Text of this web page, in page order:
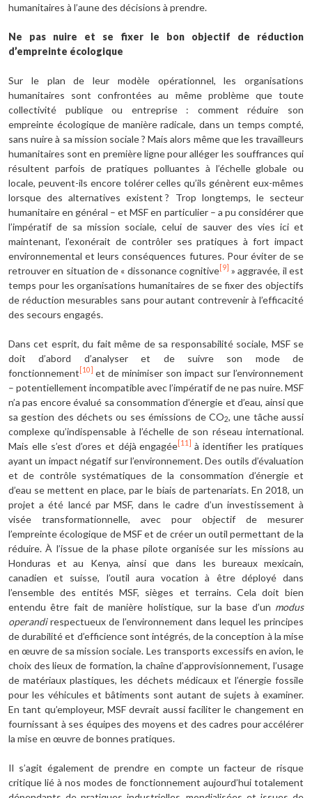
humanitaires à l’aune des décisions à prendre.
Ne pas nuire et se fixer le bon objectif de réduction
d’empreinte écologique
Sur le plan de leur modèle opérationnel, les organisations
humanitaires sont confrontées au même problème que toute
collectivité publique ou entreprise : comment réduire son
empreinte écologique de manière radicale, dans un temps compté,
sans nuire à sa mission sociale ? Mais alors même que les travailleurs
humanitaires sont en première ligne pour alléger les souffrances qui
résultent parfois de pratiques polluantes à l’échelle globale ou
locale, peuvent-ils encore tolérer celles qu’ils génèrent eux-mêmes
lorsque des alternatives existent ? Trop longtemps, le secteur
humanitaire en général – et MSF en particulier – a pu considérer que
l’impératif de sa mission sociale, celui de sauver des vies ici et
maintenant, l’exonérait de contrôler ses pratiques à fort impact
environnemental et leurs conséquences futures. Pour éviter de se
retrouver en situation de « dissonance cognitive [9] » aggravée, il est
temps pour les organisations humanitaires de se fixer des objectifs
de réduction mesurables sans pour autant contrevenir à l’efficacité
des secours engagés.
Dans cet esprit, du fait même de sa responsabilité sociale, MSF se
doit d’abord d’analyser et de suivre son mode de
fonctionnement [10]
et de minimiser son impact sur l’environnement
– potentiellement incompatible avec l’impératif de ne pas nuire. MSF
n’a pas encore évalué sa consommation d’énergie et d’eau, ainsi que
sa gestion des déchets ou ses émissions de CO2, une tâche aussi
complexe qu’indispensable à l’échelle de son réseau international.
Mais elle s’est d’ores et déjà engagée [11]
à identifier les pratiques
ayant un impact négatif sur l’environnement. Des outils d’évaluation
et de contrôle systématiques de la consommation d’énergie et
d’eau se mettent en place, par le biais de partenariats. En 2018, un
projet a été lancé par MSF, dans le cadre d’un investissement à
visée transformationnelle, avec pour objectif de mesurer
l’empreinte écologique de MSF et de créer un outil permettant de la
réduire. À l’issue de la phase pilote organisée sur les missions au
Honduras et au Kenya, ainsi que dans les bureaux mexicain,
canadien et suisse, l’outil aura vocation à être déployé dans
l’ensemble des entités MSF, sièges et terrains. Cela doit bien
entendu être fait de manière holistique, sur la base d’un modus
operandirespectueux de l’environnement dans lequel les principes
de durabilité et d’efficience sont intégrés, de la conception à la mise
en œuvre de sa mission sociale. Les transports excessifs en avion, le
choix des lieux de formation, la chaîne d’approvisionnement, l’usage
de matériaux plastiques, les déchets médicaux et l’énergie fossile
pour les véhicules et bâtiments sont autant de sujets à examiner.
En tant qu’employeur, MSF devrait aussi faciliter le changement en
fournissant à ses équipes des moyens et des cadres pour accélérer
la mise en œuvre de bonnes pratiques.
Il s’agit également de prendre en compte un facteur de risque
critique lié à nos modes de fonctionnement aujourd’hui totalement